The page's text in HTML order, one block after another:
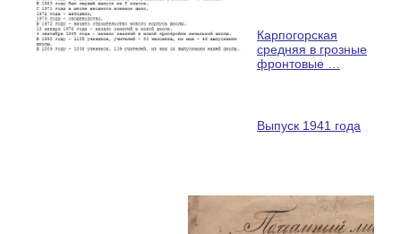
Карпогорская
средняя в грозные
фронтовые …
Выпуск 1941 года